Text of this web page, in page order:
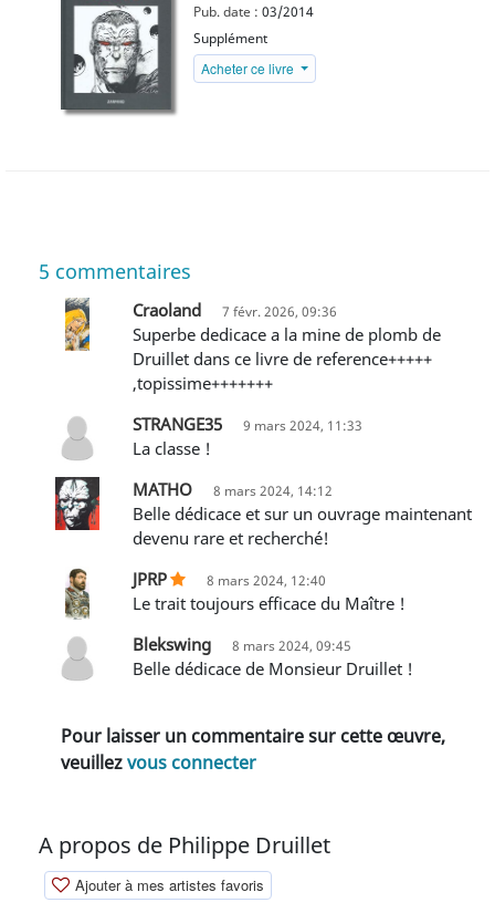
Pub. date : 03/2014
Supplément
Acheter ce livre
5 commentaires
Craoland 7 févr. 2026, 09:36
Superbe dedicace a la mine de plomb de
Druillet dans ce livre de reference+++++
,topissime+++++++
STRANGE35
9 mars 2024, 11:33
La classe !
MATHO
8 mars 2024, 14:12
Belle dédicace et sur un ouvrage maintenant
devenu rare et recherché!
JPRP
8 mars 2024, 12:40
Le trait toujours efficace du Maître !
Blekswing
8 mars 2024, 09:45
Belle dédicace de Monsieur Druillet !
Pour laisser un commentaire sur cette œuvre,
veuillezvous connecter
A propos de Philippe Druillet
Ajouter à mes artistes favoris